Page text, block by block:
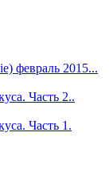
февраль 2015...
Часть 2..
Часть 1.